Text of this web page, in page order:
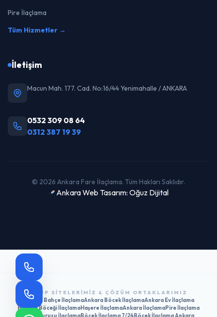
Pire İlaçlama
Tüm Hizmetler →
İletişim
Macun Mah. 177. Cad. No:16/44 Yenimahalle / ANKARA
0532 309 08 64
0312 387 19 39
© 2026 Ankara Fare İlaçlama. Tüm Hakları Saklıdır.
Ankara Web Tasarım: Oğuz Dijital
GRUP SITELERIMIZ & ÇÖZÜM ORTAKLARIMIZ
Ankara Bahçe İlaçlamaAnkara Böcek İlaçlamaAnkara Ev İlaçlama
Hamam Böceği İlaçlamaHaşere İlaçlamaAnkara İlaçlamaPire İlaçlama
Tahtakurusu İlaçlamaBöcek İlaçlama 7/24Böcek İlaçlama Ankara